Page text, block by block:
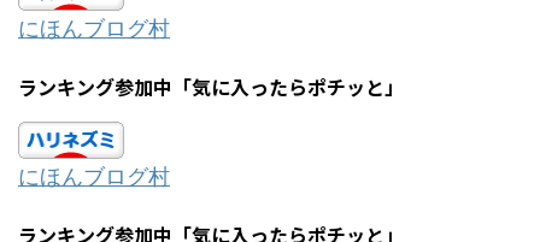
にほんブログ村
ランキング参加中「気に入ったらポチッと」
にほんブログ村
ランキング参加中「気に入ったらポチッと」